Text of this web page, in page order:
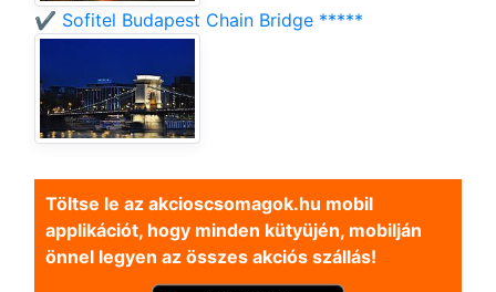
✔️ Sofitel Budapest Chain Bridge *****
Töltse le az akcioscsomagok.hu mobil
applikációt, hogy minden kütyüjén, mobilján
önnel legyen az összes akciós szállás!